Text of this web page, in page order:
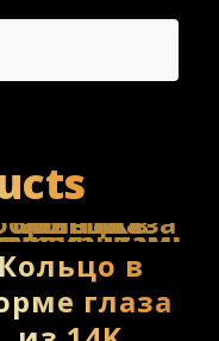
Кольцо в
глаза